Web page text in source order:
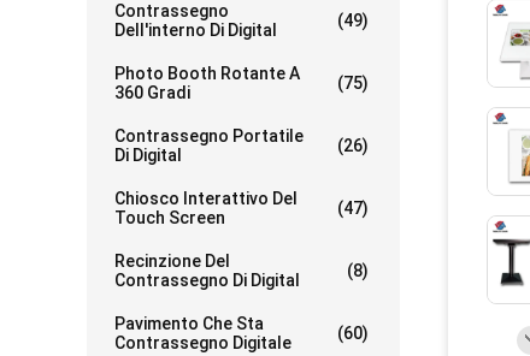
Contrassegno
Dell'interno Di Digital
(49)
Photo Booth Rotante A
360 Gradi
(75)
Contrassegno Portatile
Di Digital
(26)
Chiosco Interattivo Del
Touch Screen
(47)
Recinzione Del
Contrassegno Di Digital
(8)
Pavimento Che Sta
Contrassegno Digitale
(60)